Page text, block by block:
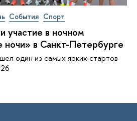
События Спорт
участие в ночном
в Санкт-Петербурге
один из самых ярких стартов